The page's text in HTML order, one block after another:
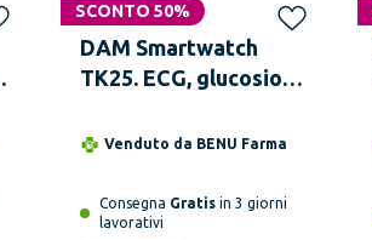
SCONTO 50%
DAM Smartwatch
TK25. ECG, glucosio
urico e lipidi, IMC
temperatura, O2 e
tensione.
Venduto da BENU Farma
Consegna Gratis in 3 giorni
lavorativi